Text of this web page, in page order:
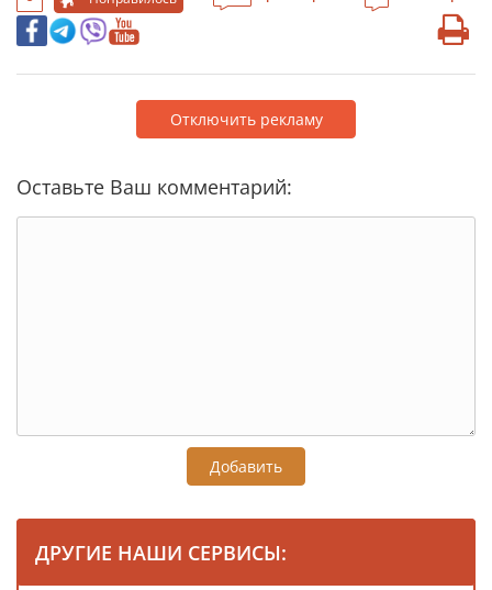
Отключить рекламу
Оставьте Ваш комментарий:
Добавить
ДРУГИЕ НАШИ СЕРВИСЫ: